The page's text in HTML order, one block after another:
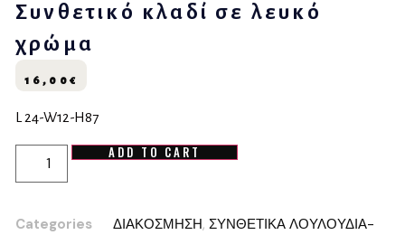
Συνθετικό κλαδί σε λευκό
χρώμα
16,00 €
L 24-W12-H87
ADD TO CART
Categories ΔΙΑΚΟΣΜΗΣΗ, ΣΥΝΘΕΤΙΚΑ ΛΟΥΛΟΥΔΙΑ-